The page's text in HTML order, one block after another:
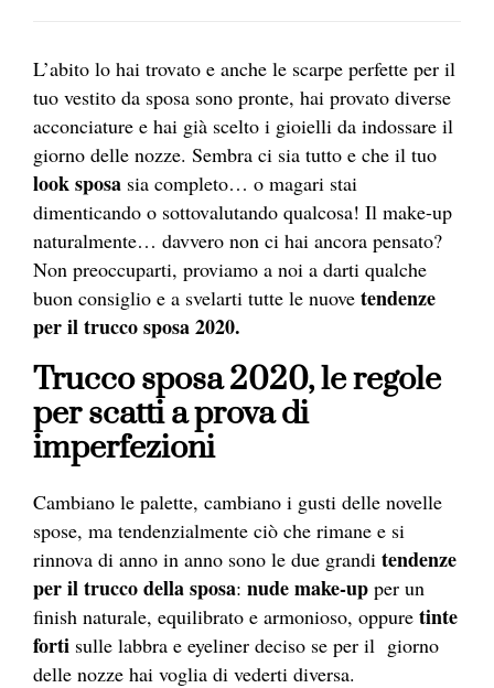
L’abito lo hai trovato e anche le scarpe perfette per il
tuo vestito da sposa sono pronte, hai provato diverse
acconciature e hai già scelto i gioielli da indossare il
giorno delle nozze. Sembra ci sia tutto e che il tuo
look sposa sia completo… o magari stai
dimenticando o sottovalutando qualcosa! Il make-up
naturalmente… davvero non ci hai ancora pensato?
Non preoccuparti, proviamo a noi a darti qualche
buon consiglio e a svelarti tutte le nuove tendenze
per iltrucco sposa 2020.
Trucco sposa 2020, le regole
per scatti a prova di
imperfezioni
Cambiano le palette, cambiano i gusti delle novelle
spose, ma tendenzialmente ciò che rimane e si
rinnova di anno in anno sono le due grandi tendenze
per il trucco della sposa: nude make-up per un
finish naturale, equilibrato e armonioso, oppure tinte
forti sulle labbra e eyeliner deciso se per il giorno
delle nozze hai voglia di vederti diversa.